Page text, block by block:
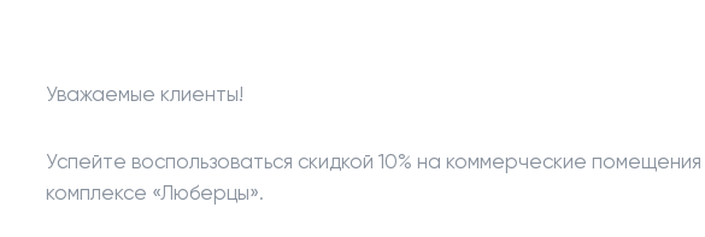
Уважаемые клиенты!
Успейте воспользоваться скидкой 10% на коммерческие
комплексе «Люберцы».